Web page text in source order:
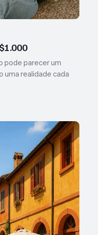
pode parecer um
uma realidade cada